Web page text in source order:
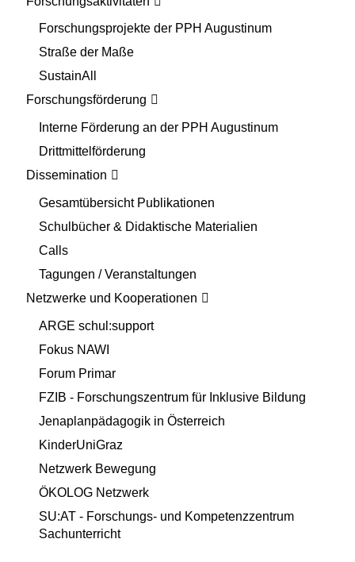
Forschungsprojekte der PPH Augustinum
Straße der Maße
SustainAll
Forschungsförderung
Interne Förderung an der PPH Augustinum
Drittmittelförderung
Dissemination
Gesamtübersicht Publikationen
Schulbücher & Didaktische Materialien
Calls
Tagungen / Veranstaltungen
Netzwerke und Kooperationen
ARGE schul:support
Fokus NAWI
Forum Primar
FZIB - Forschungszentrum für Inklusive Bildung
Jenaplanpädagogik in Österreich
KinderUniGraz
Netzwerk Bewegung
ÖKOLOG Netzwerk
SU:AT - Forschungs- und Kompetenzzentrum
Sachunterricht